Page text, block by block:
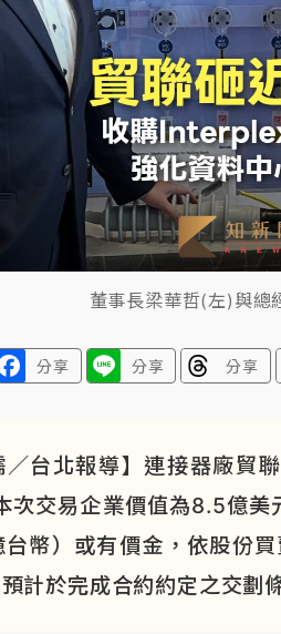
董事長梁華哲(左)與總
分享 分享 分享
／台北報導】連接器廠
次交易企業價值為8.5億
幣）或有價金，依股份
計於完成合約約定之交劃